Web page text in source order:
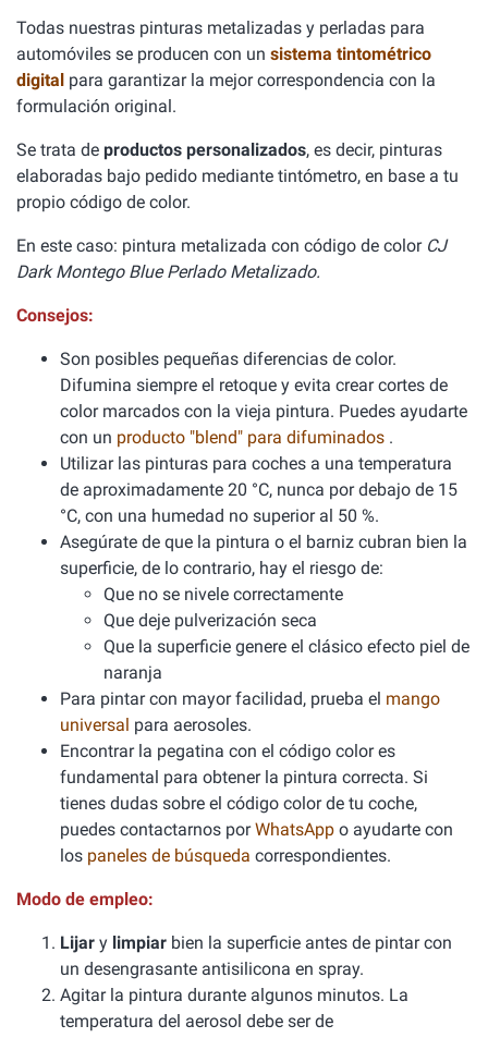
Todas nuestras pinturas metalizadas y perladas para
automóviles se producen con un sistema tintométrico
digital para garantizar la mejor correspondencia con la
formulación original.
Se trata de productos personalizados, es decir, pinturas
elaboradas bajo pedido mediante tintómetro, en base a tu
propio código de color.
En este caso: pintura metalizada con código de color CJ
Dark Montego Blue Perlado Metalizado.
Consejos:
Son posibles pequeñas diferencias de color.
Difumina siempre el retoque y evita crear cortes de
color marcados con la vieja pintura. Puedes ayudarte
con un producto "blend" para difuminados .
Utilizar las pinturas para coches a una temperatura
de aproximadamente 20 °C, nunca por debajo de 15
°C, con una humedad no superior al 50 %.
Asegúrate de que la pintura o el barniz cubran bien la
superficie, de lo contrario, hay el riesgo de:
Que no se nivele correctamente
Que deje pulverización seca
Que la superficie genere el clásico efecto piel de
naranja
Para pintar con mayor facilidad, prueba el mango
universal para aerosoles.
Encontrar la pegatina con el código color es
fundamental para obtener la pintura correcta. Si
tienes dudas sobre el código color de tu coche,
puedes contactarnos porWhatsApp o ayudarte con
los paneles de búsqueda correspondientes.
Modo de empleo:
Lijar y limpiar bien la superficie antes de pintar con
un desengrasante antisilicona en spray.
Agitar la pintura durante algunos minutos. La
temperatura del aerosol debe ser de